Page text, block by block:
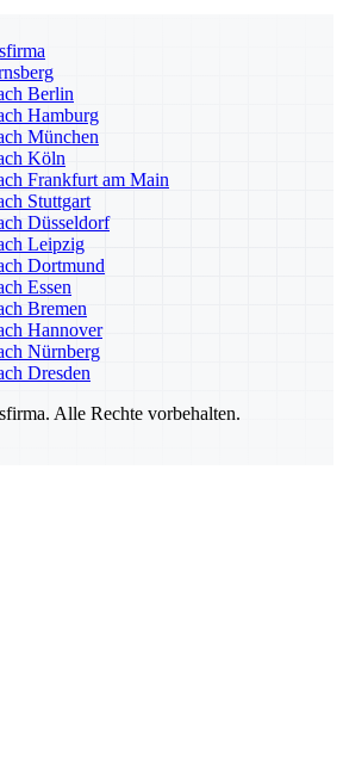
Berlin
Hamburg
München
Köln
Frankfurt am Main
Stuttgart
Düsseldorf
Leipzig
Dortmund
Essen
Bremen
Hannover
Nürnberg
Dresden
Alle Rechte vorbehalten.